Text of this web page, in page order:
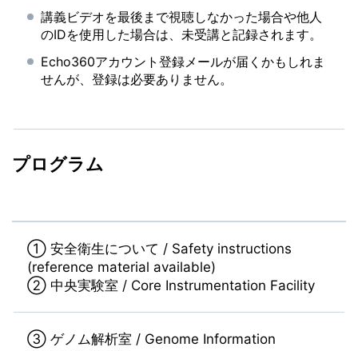
講義ビデオを最後まで視聴しなかった場合や他人
のIDを使用した場合は、未受講と記録されます。
Echo360アカウント登録メールが届くかもしれま
せんが、登録は必要ありません。
プログラム
① 安全衛生について / Safety instructions
(reference material available)
② 中央実験室 / Core Instrumentation Facility
③ ゲノム解析室 / Genome Information